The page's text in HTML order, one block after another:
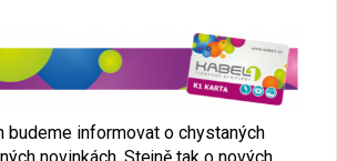
budeme informovat o chystaných